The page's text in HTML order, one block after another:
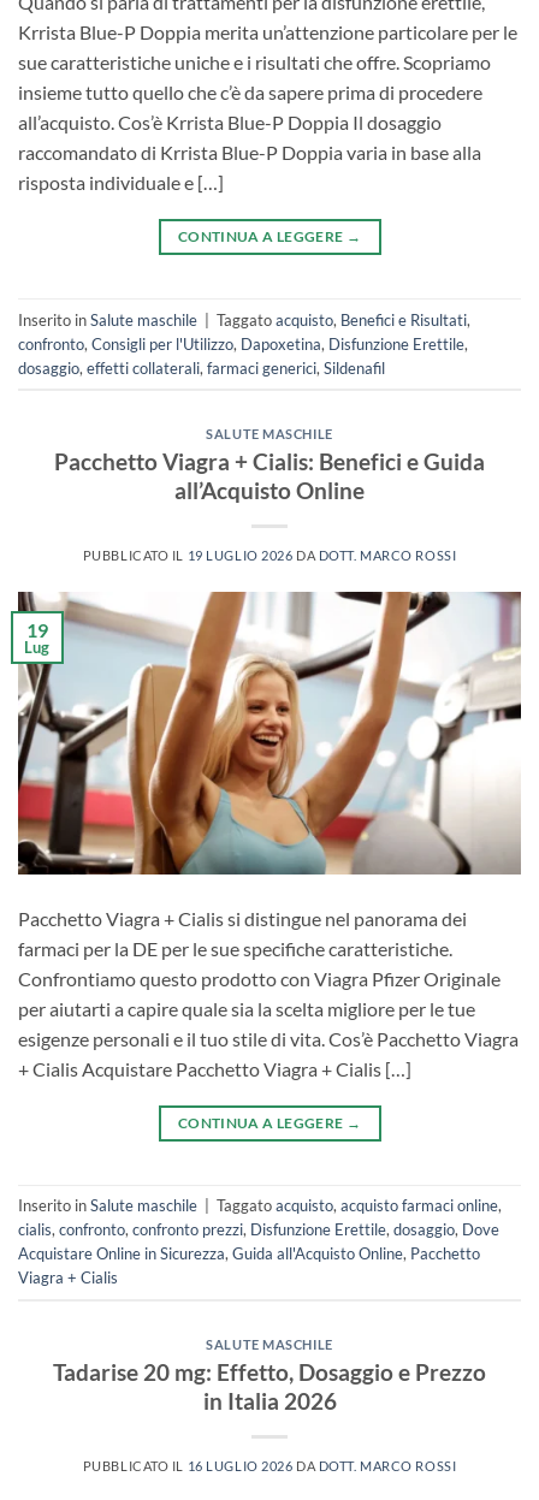
Krrista Blue-P Doppia merita un’attenzione particolare per le
sue caratteristiche uniche e i risultati che offre. Scopriamo
insieme tutto quello che c’è da sapere prima di procedere
all’acquisto. Cos’è Krrista Blue-P Doppia Il dosaggio
raccomandato di Krrista Blue-P Doppia varia in base alla
risposta individuale e […]
CONTINUA A LEGGERE →
Inserito inSalute maschile Taggatoacquisto, Benefici e Risultati,
confronto, Consigli per l'Utilizzo, Dapoxetina, Disfunzione Erettile,
dosaggio, effetti collaterali, farmaci generici, Sildenafil
SALUTE MASCHILE
Pacchetto Viagra + Cialis: Benefici e Guida
all’Acquisto Online
PUBBLICATO IL 19 LUGLIO 2026 DA DOTT. MARCO ROSSI
19
Lug
Pacchetto Viagra + Cialis si distingue nel panorama dei
farmaci per la DE per le sue specifiche caratteristiche.
Confrontiamo questo prodotto con Viagra Pfizer Originale
per aiutarti a capire quale sia la scelta migliore per le tue
esigenze personali e il tuo stile di vita. Cos’è Pacchetto Viagra
+ Cialis Acquistare Pacchetto Viagra + Cialis […]
CONTINUA A LEGGERE →
Inserito inSalute maschile Taggatoacquisto,acquisto farmaci online,
cialis,confronto,confronto prezzi, Disfunzione Erettile,dosaggio, Dove
Acquistare Online in Sicurezza,Guida all'Acquisto Online, Pacchetto
Viagra + Cialis
SALUTE MASCHILE
Tadarise 20 mg: Effetto, Dosaggio e Prezzo
in Italia 2026
PUBBLICATO IL 16 LUGLIO 2026 DA DOTT. MARCO ROSSI